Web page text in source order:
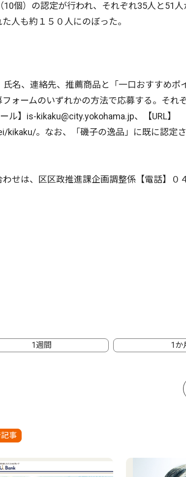
個）の認定が行われ、それぞれ35人と51人
人も約１５０人にのぼった。
名、連絡先、推薦商品と「一口おすすめポ
ォームのいずれかの方法で応募する。それ
ル】is-kikaku@city.yokohama.jp、【URL】
。なお、「磯子の逸品」に既に認定
せは、区区政推進課企画調整係【電話】０
1週間 1か
事